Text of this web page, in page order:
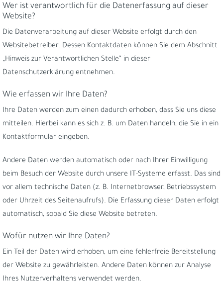
Wer ist verantwortlich für die Datenerfassung auf dieser
Website?
Die Datenverarbeitung auf dieser Website erfolgt durch den
Websitebetreiber. Dessen Kontaktdaten können Sie dem Abschnitt
„Hinweis zur Verantwortlichen Stelle“ in dieser
Datenschutzerklärung entnehmen.
Wie erfassen wir Ihre Daten?
Ihre Daten werden zum einen dadurch erhoben, dass Sie uns diese
mitteilen. Hierbei kann es sich z. B. um Daten handeln, die Sie in ein
Kontaktformular eingeben.
Andere Daten werden automatisch oder nach Ihrer Einwilligung
beim Besuch der Website durch unsere IT-Systeme erfasst. Das sind
vor allem technische Daten (z. B. Internetbrowser, Betriebssystem
oder Uhrzeit des Seitenaufrufs). Die Erfassung dieser Daten erfolgt
automatisch, sobald Sie diese Website betreten.
Wofür nutzen wir Ihre Daten?
Ein Teil der Daten wird erhoben, um eine fehlerfreie Bereitstellung
der Website zu gewährleisten. Andere Daten können zur Analyse
Ihres Nutzerverhaltens verwendet werden.